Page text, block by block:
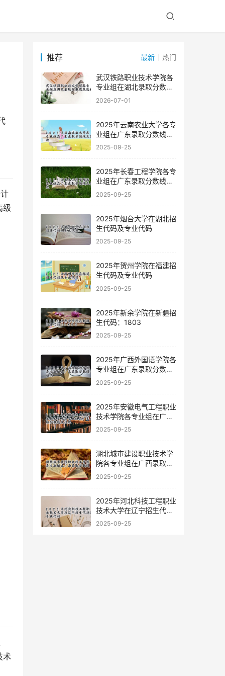
级
术
推荐 最新 热门
武汉铁路职业技术学院各
专业组在湖北录取分数线
及选科要求
2026-07-01
2025年云南农业大学各专
业组在广东录取分数线及
位次
2025-09-25
2025年长春工程学院各专
业组在广东录取分数线及
位次
2025-09-25
2025年烟台大学在湖北招
生代码及专业代码
2025-09-25
2025年贺州学院在福建招
生代码及专业代码
2025-09-25
2025年新余学院在新疆招
生代码：1803
2025-09-25
2025年广西外国语学院各
专业组在广东录取分数线
及位次
2025-09-25
2025年安徽电气工程职业
技术学院各专业组在广东
录取分数线及位次
2025-09-25
湖北城市建设职业技术学
院各专业组在广西录取分
数线
2025-09-25
2025年河北科技工程职业
技术大学在辽宁招生代码
及专业代码
2025-09-25